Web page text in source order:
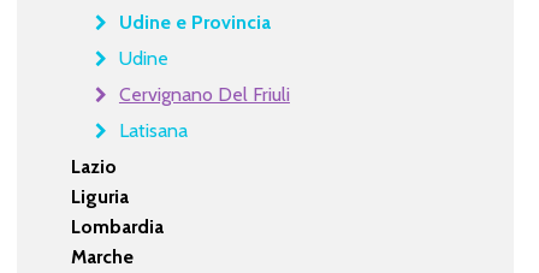
Udine e Provincia
Udine
Cervignano Del Friuli
Latisana
Lazio
Liguria
Lombardia
Marche